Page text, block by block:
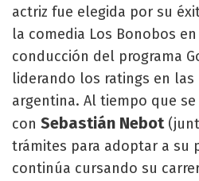
actriz fue elegida por su
la comedia Los Bonobos
conducción del programa
liderando los ratings en
argentina. Al tiempo que
con Sebastián Nebot
trámites para adoptar a su
continúa cursando su